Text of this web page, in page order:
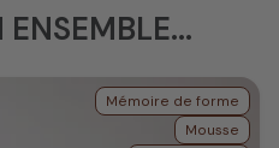
Mémoire de forme
Mousse